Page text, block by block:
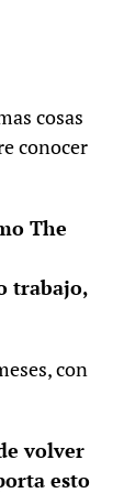
cosas
conocer
The
trabajo,
con
volver
esto